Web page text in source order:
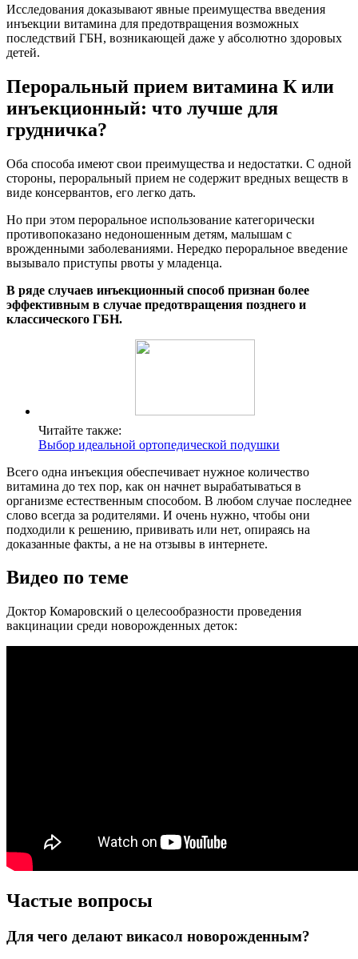
Исследования доказывают явные преимущества введения
инъекции витамина для предотвращения возможных
последствий ГБН, возникающей даже у абсолютно здоровых
детей.
Пероральный прием витамина К или
инъекционный: что лучше для
грудничка?
Оба способа имеют свои преимущества и недостатки. С одной
стороны, пероральный прием не содержит вредных веществ в
виде консервантов, его легко дать.
Но при этом пероральное использование категорически
противопоказано недоношенным детям, малышам с
врожденными заболеваниями. Нередко пероральное введение
вызывало приступы рвоты у младенца.
В ряде случаев инъекционный способ признан более
эффективным в случае предотвращения позднего и
классического ГБН.
Читайте также:
Выбор идеальной ортопедической подушки
Всего одна инъекция обеспечивает нужное количество
витамина до тех пор, как он начнет вырабатываться в
организме естественным способом. В любом случае последнее
слово всегда за родителями. И очень нужно, чтобы они
подходили к решению, прививать или нет, опираясь на
доказанные факты, а не на отзывы в интернете.
Видео по теме
Доктор Комаровский о целесообразности проведения
вакцинации среди новорожденных деток:
Частые вопросы
Для чего делают викасол новорожденным?